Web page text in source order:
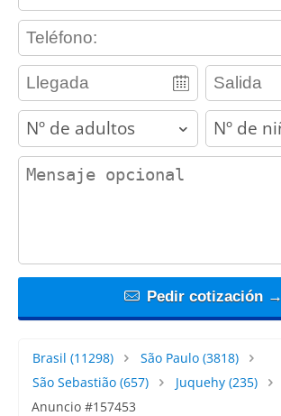
contact_phone
adults children
contact_message
Pedir cotización →
Brasil (11298) São Paulo(3818)
São Sebastião (657) Juquehy(235)
Anuncio #157453